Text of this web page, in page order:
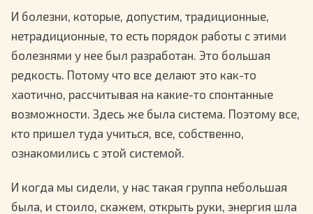
И болезни, которые, допустим, традиционные,
нетрадиционные, то есть порядок работы с этими
болезнями у нее был разработан. Это большая
редкость. Потому что все делают это как-то
хаотично, рассчитывая на какие-то спонтанные
возможности. Здесь же была система. Поэтому все,
кто пришел туда учиться, все, собственно,
ознакомились с этой системой.
И когда мы сидели, у нас такая группа небольшая
была, и стоило, скажем, открыть руки, энергия шла